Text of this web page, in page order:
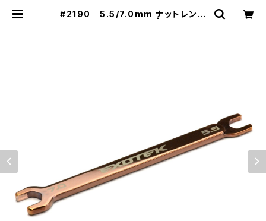
#2190 5.5/7.0mm ナットレンチ